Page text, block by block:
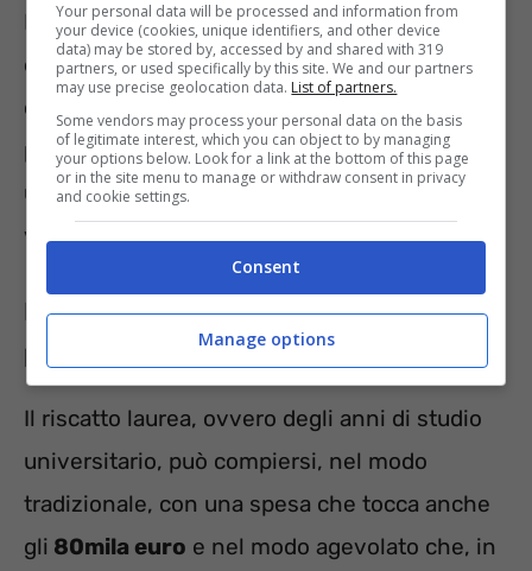
Facendo un rapido conto, il costo massimo
è di 26.800 euro nel caso di riscatto di un
corso di laurea di 5 anni. Il riscatto può essere
pagato in un’unica soluzione o a rate, entro
un massimo di 120 rate per 10 anni, senza il
versamento di interessi.
Riscatto laurea agevolato: alcune
percentuali interessanti
Il riscatto laurea, ovvero degli anni di studio
universitario, può compiersi, nel modo
tradizionale, con una spesa che tocca anche
gli 80mila euro e nel modo agevolato che, in
Your personal data will be processed and information from
your device (cookies, unique identifiers, and other device
data) may be stored by, accessed by and shared with 319
partners, or used specifically by this site. We and our partners
may use precise geolocation data. List of partners.
Some vendors may process your personal data on the basis
of legitimate interest, which you can object to by managing
your options below. Look for a link at the bottom of this page
or in the site menu to manage or withdraw consent in privacy
and cookie settings.
Consent
Manage options